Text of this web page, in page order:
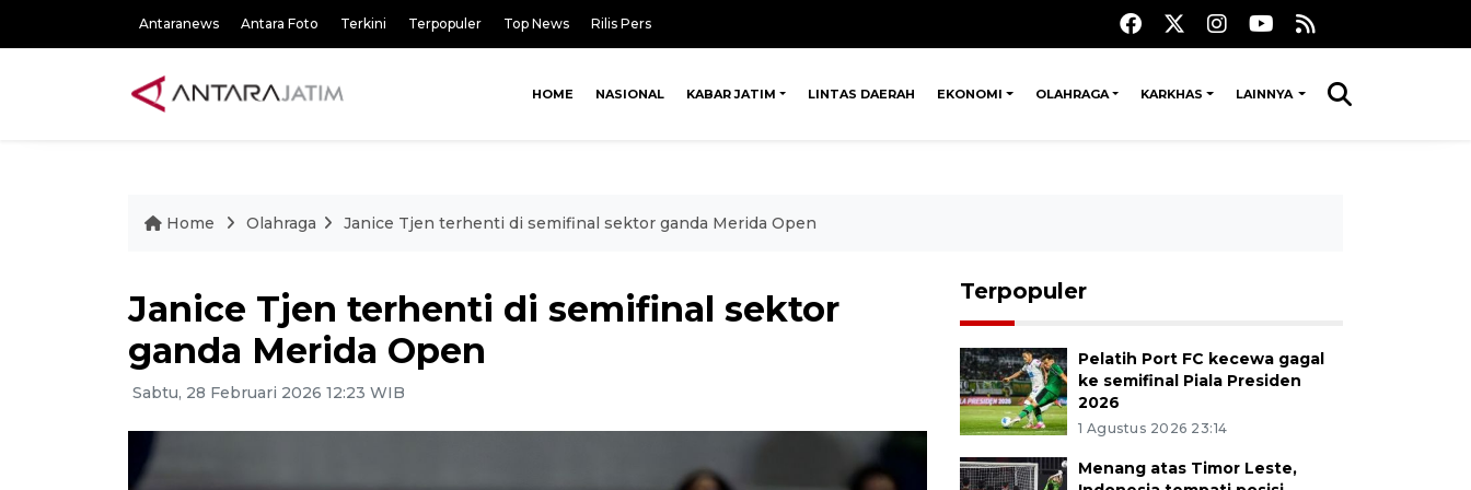
Antaranews Antara Foto Terkini Terpopuler Top News Rilis Pers
HOME NASIONAL KABAR JATIM LINTAS DAERAH EKONOMI OLAHRAGA KARKHAS LAINNYA
Home Olahraga Janice Tjen terhenti di semifinal sektor ganda Merida Open
Janice Tjen terhenti di semifinal sektor
ganda Merida Open
Sabtu, 28 Februari 2026 12:23 WIB
Terpopuler
Pelatih Port FC kecewa gagal
ke semifinal Piala Presiden
2026
1 Agustus 2026 23:14
Menang atas Timor Leste,